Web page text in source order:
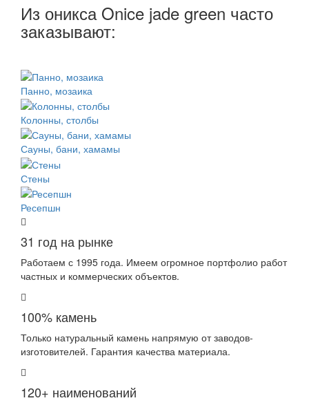
Из оникса Onice jade green часто
заказывают:
Панно, мозаика
Колонны, столбы
Сауны, бани, хамамы
Стены
Ресепшн
31 год на рынке
Работаем с 1995 года. Имеем огромное портфолио работ
частных и коммерческих объектов.
100% камень
Только натуральный камень напрямую от заводов-
изготовителей. Гарантия качества материала.
120+ наименований